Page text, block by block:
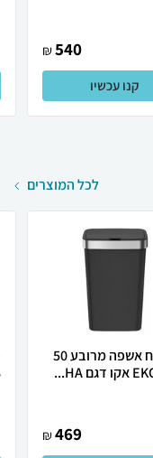
540
₪
קנו עכשיו
לכל המוצרים
Eko פח אשפה מרובע 50
469
₪